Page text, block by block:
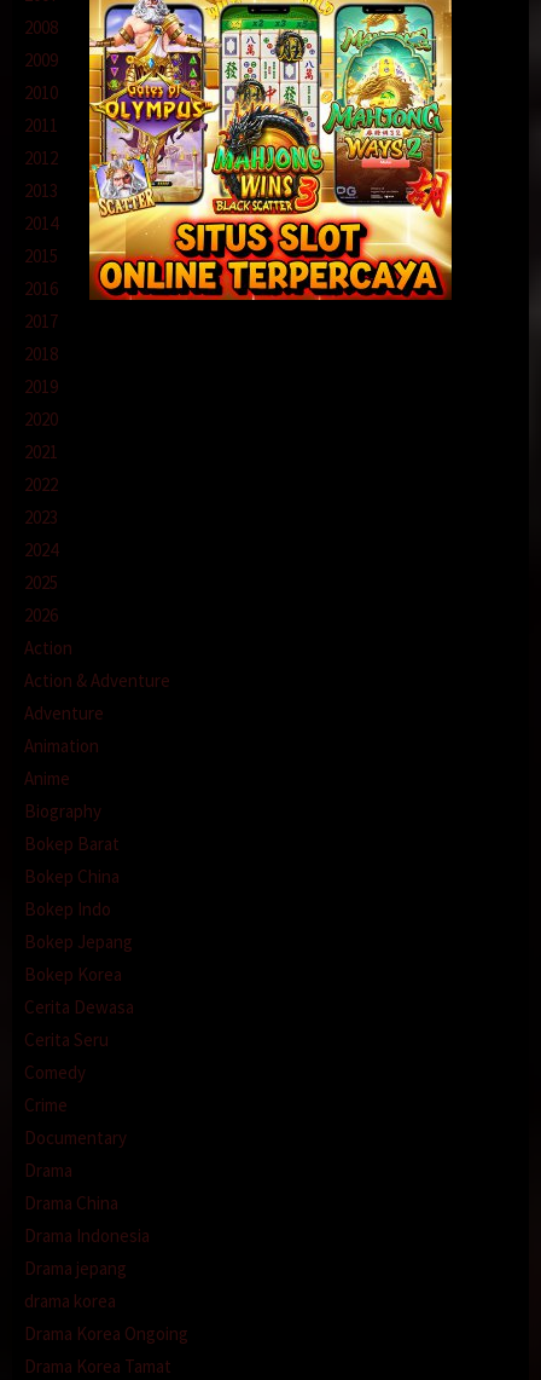
2008
2009
2010
2011
2012
2013
2014
2015
2016
2017
2018
2019
2020
2021
2022
2023
2024
2025
2026
Action
Action & Adventure
Adventure
Animation
Anime
Biography
Bokep Barat
Bokep China
Bokep Indo
Bokep Jepang
Bokep Korea
Cerita Dewasa
Cerita Seru
Comedy
Crime
Documentary
Drama
Drama China
Drama Indonesia
Drama jepang
drama korea
Drama Korea Ongoing
Drama Korea Tamat